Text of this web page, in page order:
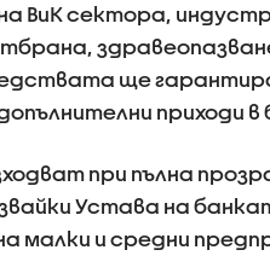
ВиК сектора,
ще гарантира
приходи
при пълна
Устава на
малки и средни